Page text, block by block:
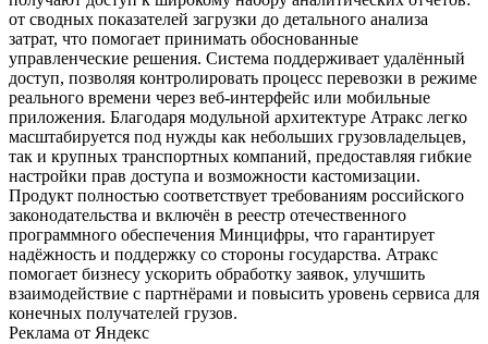
от сводных показателей загрузки до детального анализа
затрат, что помогает принимать обоснованные
управленческие решения. Система поддерживает удалённый
доступ, позволяя контролировать процесс перевозки в режиме
реального времени через веб‑интерфейс или мобильные
приложения. Благодаря модульной архитектуре Атракс легко
масштабируется под нужды как небольших грузовладельцев,
так и крупных транспортных компаний, предоставляя гибкие
настройки прав доступа и возможности кастомизации.
Продукт полностью соответствует требованиям российского
законодательства и включён в реестр отечественного
программного обеспечения Минцифры, что гарантирует
надёжность и поддержку со стороны государства. Атракс
помогает бизнесу ускорить обработку заявок, улучшить
взаимодействие с партнёрами и повысить уровень сервиса для
конечных получателей грузов.
Реклама от Яндекс